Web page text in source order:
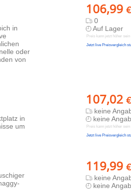
106,99 €
0
Auf Lager
Preis kann jetzt höher sein
Jetzt live Preisvergleich
in
oder
von
107,02 €
keine
keine
Preis kann jetzt höher sein
Jetzt live Preisvergleich
in
um
119,99 €
keine
keine